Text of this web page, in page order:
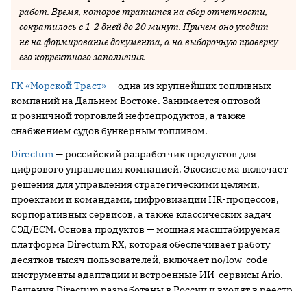
работ. Время, которое тратится на сбор отчетности,
сократилось с 1-2 дней до 20 минут. Причем оно уходит
не на формирование документа, а на выборочную проверку
его корректного заполнения.
ГК «Морской Траст»— одна из крупнейших топливных
компаний на Дальнем Востоке. Занимается оптовой
и розничной торговлей нефтепродуктов, а также
снабжением судов бункерным топливом.
Directum — российский разработчик продуктов для
цифрового управления компанией. Экосистема включает
решения для управления стратегическими целями,
проектами и командами, цифровизации HR-процессов,
корпоративных сервисов, а также классических задач
СЭД/ECM. Основа продуктов — мощная масштабируемая
платформа Directum RX, которая обеспечивает работу
десятков тысяч пользователей, включает no/low-code-
инструменты адаптации и встроенные ИИ-сервисы Ario.